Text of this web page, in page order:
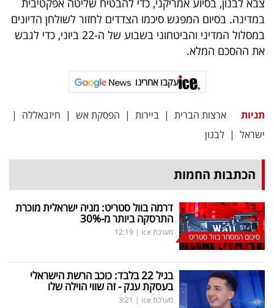
צבא לבנון, בסיוע אמריקני, כדי להבטיח שליטה אפקטיבית
במדינה. בסיום המפגש סיכמו הצדדים לחזור לשולחן הדיונים
במסלול המדיני והביטחוני בשבוע של ה-22 ביוני, כדי לגבש
את ההסכם המלא.
עקבו אחרינו
תגיות ארצות הברית | ביירות | הפסקת אש | חיזבאללה |
ישראל | לבנון
הכתבות החמות
סיכום המסחר בוול סטריט
דרמה בוול סטריט: מניה ישראלית מוכרת
התרסקה ביותר מ-30%
מערכת ice |
12:19
בגיל 22 בלבד: כוכב הרשת הישראלי
בעסקת ענק - זה שווי הוילה שלו
מערכת ice |
3:21